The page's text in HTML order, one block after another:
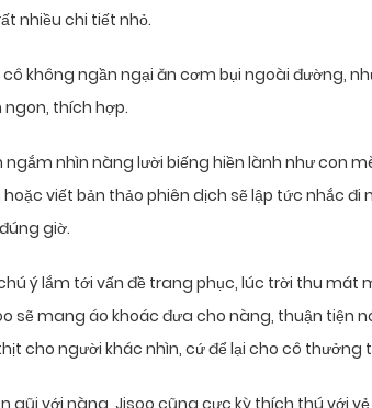
nhiều chi tiết nhỏ.
không ngần ngại ăn cơm bụi ngoài đường,
ngon, thích hợp.
ngắm nhìn nàng lười biếng hiền lành như con
viết bản thảo phiên dịch sẽ lập tức nhắc đi
giờ.
ý lắm tới vấn đề trang phục, lúc trời thu mát
sẽ mang áo khoác đưa cho nàng, thuận tiện
cho người khác nhìn, cứ để lại cho cô thưởng